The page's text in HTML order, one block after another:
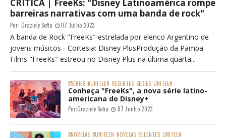
CRÍTICA | FreeKs: "Disney Latinoamérica rompe
barreiras narrativas com uma banda de rock"
Por: Graziely Sofia 07 Julho 2023
A banda de Rock "FreeKs" estrelada por elenco Argentino de
jovens músicos - Cortesia: Disney PlusProdução da Pampa
Films "FreeKs" estreou no Disney Plus na última quarta...
#SÉRIES #UNITEEN RECENTES SÉRIES UNITEEN
Conheça "FreeKs", a nova série latino-
americana do Disney+
Por:Graziely Sofia 07 Junho 2023
#NOVELAS #UNITEEN NOVELAS RECENTES UNITEEN